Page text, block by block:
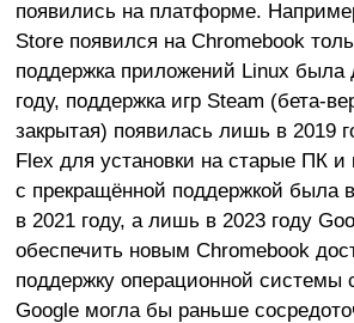
появились на платформе.
Store появился на Chromebook
поддержка приложений Linux была
году, поддержка игр Steam (бета-
закрытая) появилась лишь в 2019
Flex для установки на старые ПК
с прекращённой поддержкой была
в 2021 году, а лишь в 2023 году
обеспечить новым Chromebook
поддержку операционной системы
Google могла бы раньше